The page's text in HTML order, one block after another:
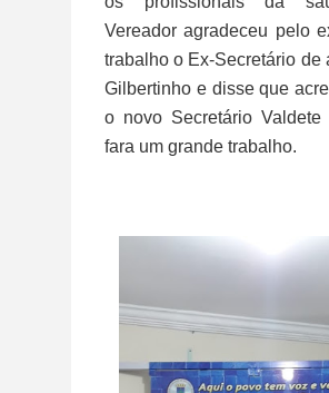
Vereador agradeceu pelo
trabalho o Ex-Secretário de
Gilbertinho e disse que
o novo Secretário Valdete
fara um grande trabalho.